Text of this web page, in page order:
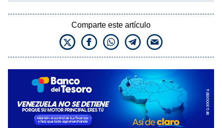
Comparte este artículo